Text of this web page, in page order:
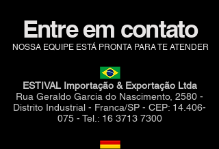
Entre em contato
NOSSA EQUIPE ESTÁ PRONTA PARA TE ATENDER
ESTIVAL Importação & Exportação Ltda
Rua Geraldo Garcia do Nascimento, 2580 -
Distrito Industrial - Franca/SP - CEP: 14.406-
075- Tel.: 16 3713 7300